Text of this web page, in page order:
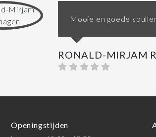
Mooie en goede
RONALD-MIRJAM
Openingstijden